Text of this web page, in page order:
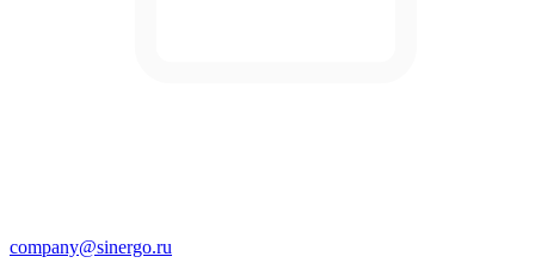
company@sinergo.ru